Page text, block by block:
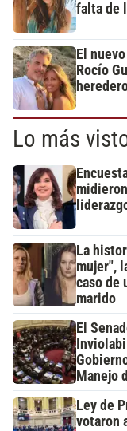
falta de
El
Rocío
Lo más
La
mujer",
caso de
marido
El
Manejo
Ley de
votaron